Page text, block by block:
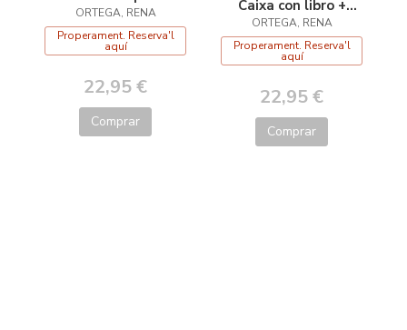
ORTEGA, RENA
Properament. Reserva'l
aquí
22,95 €
Comprar
Caixa con libro +
quebracabezas
ORTEGA, RENA
Properament. Reserva'l
aquí
22,95 €
Comprar